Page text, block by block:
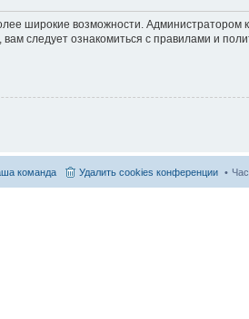
широкие возможности. Администратором
следует ознакомиться с правилами и
Удалить cookies конференции
команда